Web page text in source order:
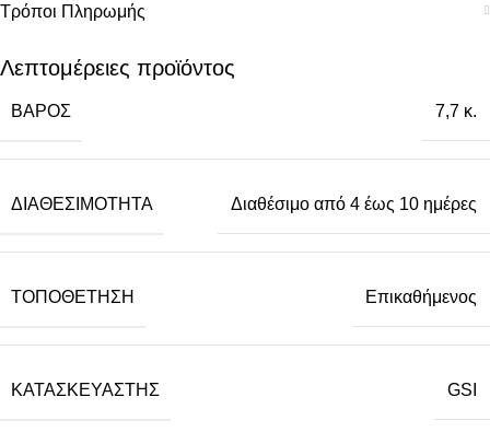
Τρόποι Πληρωμής
Λεπτομέρειες προϊόντος
ΒΆΡΟΣ 7,7 κ.
ΔΙΑΘΕΣΙΜΌΤΗΤΑ Διαθέσιμο από 4 έως 10 ημέρες
ΤΟΠΟΘΈΤΗΣΗ Επικαθήμενος
ΚΑΤΑΣΚΕΥΑΣΤΉΣ GSI